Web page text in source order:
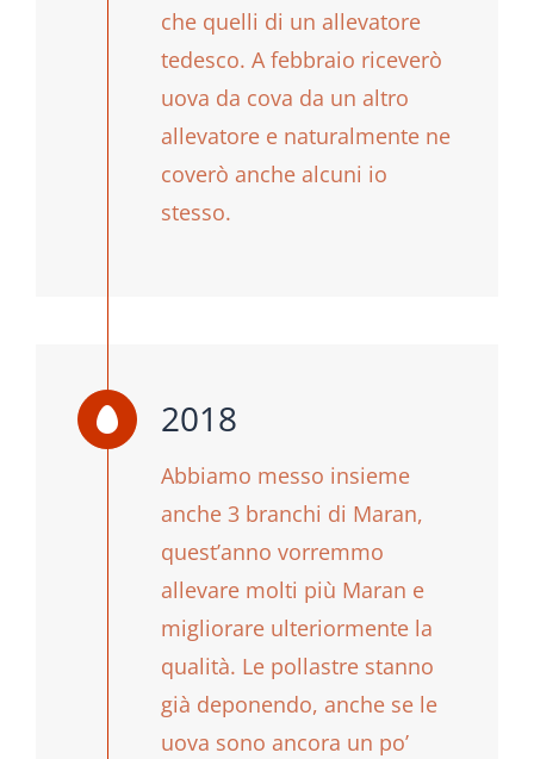
che quelli di un allevatore
tedesco. A febbraio riceverò
uova da cova da un altro
allevatore e naturalmente ne
coverò anche alcuni io
stesso.
2018
Abbiamo messo insieme
anche 3 branchi di Maran,
quest’anno vorremmo
allevare molti più Maran e
migliorare ulteriormente la
qualità. Le pollastre stanno
già deponendo, anche se le
uova sono ancora un po’